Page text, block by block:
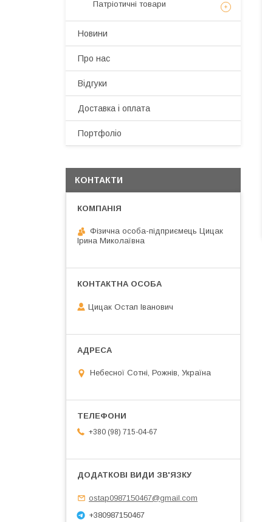
Патріотичні товари
Новини
Про нас
Відгуки
Доставка і оплата
Портфоліо
КОНТАКТИ
Фізична особа-підприємець Цицак
Ірина Миколаївна
Цицак Остап Іванович
Небесної Сотні, Рожнів, Україна
+380 (98) 715-04-67
ostap0987150467@gmail.com
+380987150467